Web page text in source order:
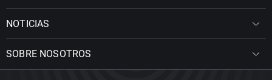
NOTICIAS
SOBRE NOSOTROS